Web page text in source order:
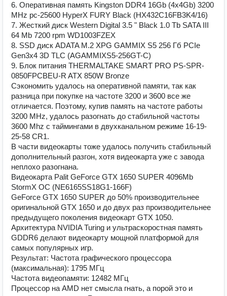
6. Оперативная память Kingston DDR4 16Gb (4x4Gb) 3200
MHz pc-25600 HyperX FURY Black (HX432C16FB3K4/16)
7. Жесткий диск Western Digital 3.5 " Black 1.0 Tb SATA III
64 Mb 7200 rpm WD1003FZEX
8. SSD диск ADATA M.2 XPG GAMMIX S5 256 Гб PCIe
Gen3x4 3D TLC (AGAMMIXS5-256GT-C)
9. Блок питания THERMALTAKE SMART PRO PS-SPR-
0850FPCBEU-R ATX 850W Bronze
Сэкономить удалось на оперативной памяти, так как
разница при покупке на частоте 3200 и 3600 все же
отличается. Поэтому, купив память на частоте работы
3200 MHz, удалось разогнать до стабильной частоты
3600 Mhz с таймингами в двухканальном режиме 16-19-
25-58 CR1.
В части видеокарты тоже удалось получить стабильный
дополнительный разгон, хотя видеокарта уже с завода
неплохо разогнана.
Видеокарта Palit GeForce GTX 1650 SUPER 4096Mb
StormX OC (NE6165SS18G1-166F)
GeForce GTX 1650 SUPER до 50% производительнее
оригинальной GTX 1650 и до двух раз производительнее
предыдущего поколения видеокарт GTX 1050.
Архитектура NVIDIA Turing и ультраскоростная память
GDDR6 делают видеокарту мощной платформой для
самых популярных игр.
Результат: Частота графического процессора
(максимальная): 1795 МГц
Частота видеопамяти: 12482 МГц
Процессор на AMD нет смысла гнать, а порой это и